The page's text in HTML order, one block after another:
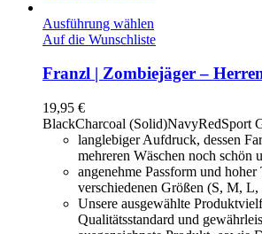
Ausführung wählen
Auf die Wunschliste
Franzl | Zombiejäger –
19,95 €
BlackCharcoal (Solid)NavyRedSport
langlebiger Aufdruck, dessen
mehreren Wäschen noch schön
angenehme Passform und
verschiedenen Größen (S, M,
Unsere ausgewählte
Qualitätsstandard und